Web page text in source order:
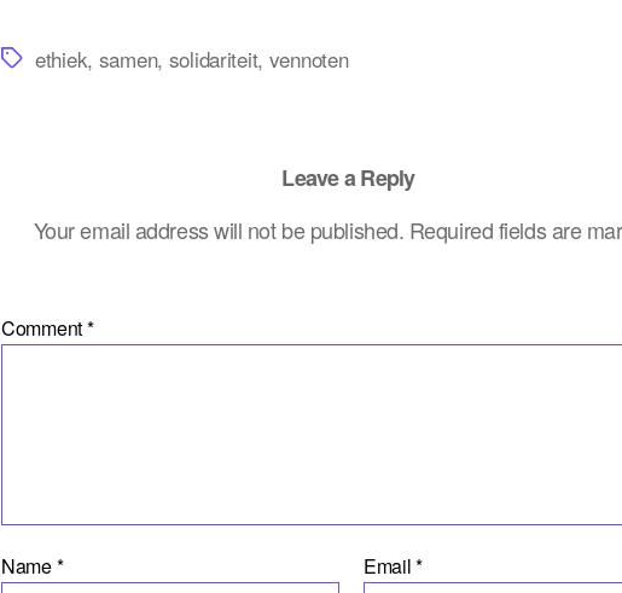
Tagsethiek, samen, solidariteit, vennoten
Leave a Reply
Your email address will not be published. Required fields are
Comment*
Name* Email*